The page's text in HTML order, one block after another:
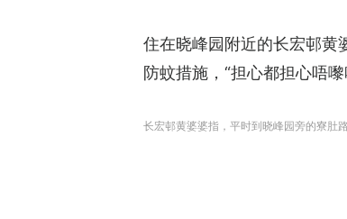
住在晓峰园附近的长宏邨黄
防蚊措施，“担心都担心唔
长宏邨黄婆婆指，平时到晓峰园旁的寮肚